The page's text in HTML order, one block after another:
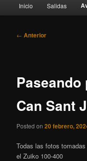
principal
Inicio Salidas
Navegación
← Anterior
Can Sant
Posted on20 febrero,
Todas las fotos
el Zuiko 100-400